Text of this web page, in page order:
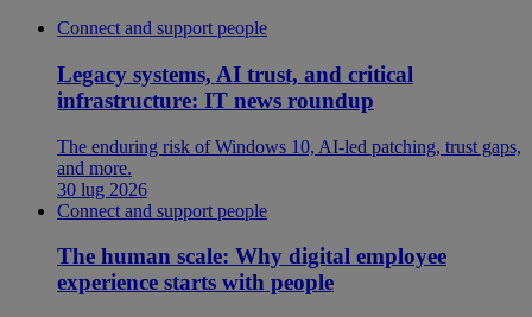
Connect and support people
Legacy systems, AI trust, and critical
infrastructure: IT news roundup
The enduring risk of Windows 10, AI-led patching, trust gaps,
and more.
30 lug 2026
Connect and support people
The human scale: Why digital employee
experience starts with people